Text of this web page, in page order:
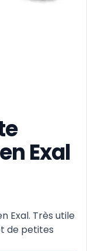
Exal
Exal. Très utile
de petites